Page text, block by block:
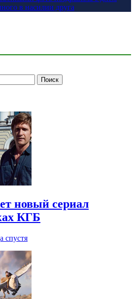
в насилии друга
новый сериал
КГБ
спустя